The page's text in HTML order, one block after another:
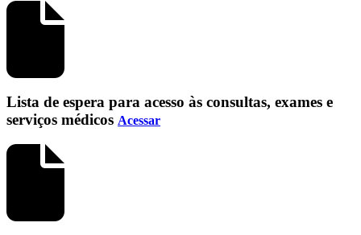
Lista de espera para acesso às consultas, exames e
serviços médicos Acessar